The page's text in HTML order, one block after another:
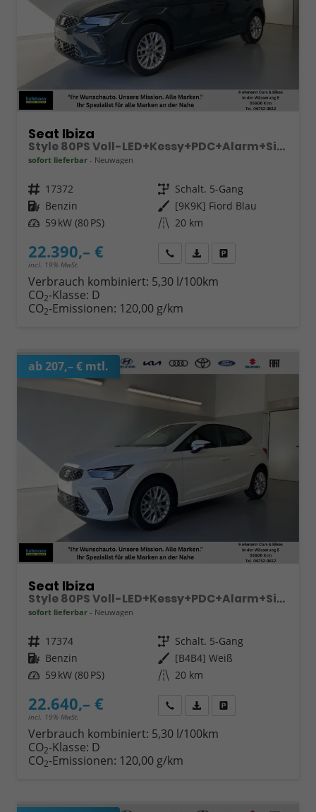
Seat Ibiza
Style 80PS Voll-LED+Kessy+PDC+Alarm+Sitzheizung+Kamera+App-Connect
sofort lieferbar Neuwagen
Fahrzeugnr. 17372 Getriebe Schalt. 5-Gang
Kraftstoff Benzin Außenfarbe [9K9K] Fiord Blau
Leistung 59 kW (80 PS) Kilometerstand 20 km
22.390,– €
incl. 19% MwSt.
Wir rufen Sie anFahrzeugexposé (PDF)
Verbrauch kombiniert: 5,30 l/100km
CO2-Klasse: D
CO2-Emissionen: 120,00 g/km
ab 207,– € mtl.
Seat Ibiza
Style 80PS Voll-LED+Kessy+PDC+Alarm+Sitzheizung+Kamera+App-Connect
sofort lieferbar Neuwagen
Fahrzeugnr. 17374 Getriebe Schalt. 5-Gang
Kraftstoff Benzin Außenfarbe [B4B4] Weiß
Leistung 59 kW (80 PS) Kilometerstand 20 km
22.640,– €
incl. 19% MwSt.
Wir rufen Sie anFahrzeugexposé (PDF)
Verbrauch kombiniert: 5,30 l/100km
CO2-Klasse: D
CO2-Emissionen: 120,00 g/km